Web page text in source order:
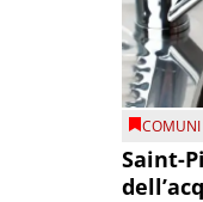
COMUNI
Saint-